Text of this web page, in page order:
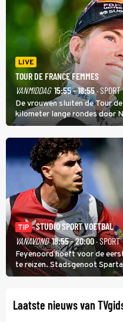
LIVE
TOUR DE FRANCE FEMMES
VANMIDDAG 15:55 - 18:55· SPORT
De vrouwen sluiten de Tour
kilometer lange rondes door
zware Col d'Èze. Aan de
de eindwinnaar de laatste
TIP
STUDIO SPORT VOETBAL
VANAVOND 18:55 - 20:00· SPORT
Feyenoord hoeft voor de
te reizen. Stadsgenoot
verderop. Feyenoord trok de
Laatste nieuws van